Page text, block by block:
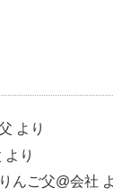
より
より
りんご父@会社